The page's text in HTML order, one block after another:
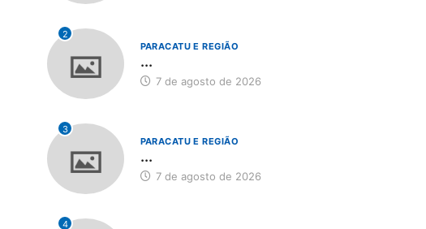
2
PARACATU E REGIÃO
...
7 de agosto de 2026
3
PARACATU E REGIÃO
...
7 de agosto de 2026
4